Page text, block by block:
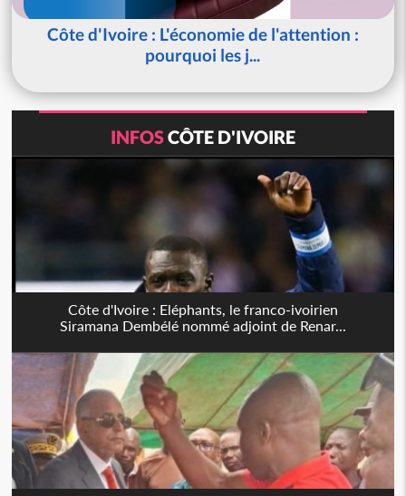
Côte d'Ivoire : L'économie de l'attention :
pourquoi les j...
INFOSCÔTE D'IVOIRE
Côte d'Ivoire : Eléphants, le franco-ivoirien
Siramana Dembélé nommé adjoint de Renar...